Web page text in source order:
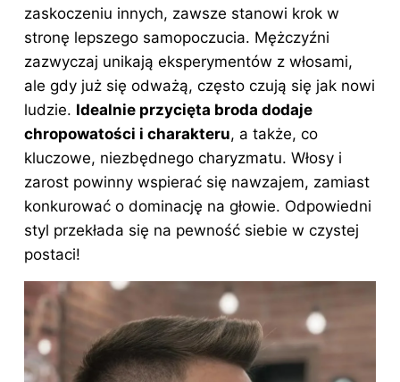
zaskoczeniu innych, zawsze stanowi krok w
stronę lepszego samopoczucia. Mężczyźni
zazwyczaj unikają eksperymentów z włosami,
ale gdy już się odważą, często czują się jak nowi
ludzie. Idealnie przycięta broda dodaje
chropowatości i charakteru, a także, co
kluczowe, niezbędnego charyzmatu. Włosy i
zarost powinny wspierać się nawzajem, zamiast
konkurować o dominację na głowie. Odpowiedni
styl przekłada się na pewność siebie w czystej
postaci!